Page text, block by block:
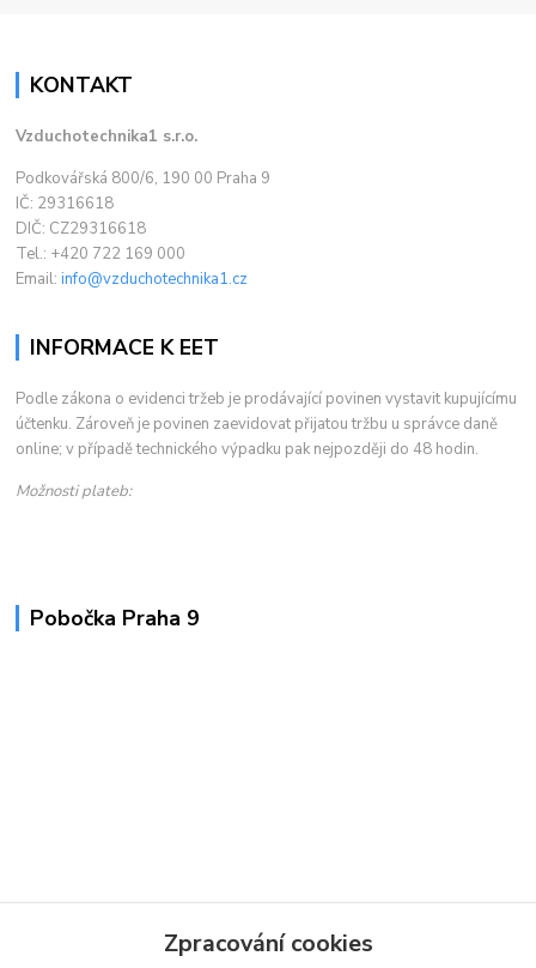
KONTAKT
Vzduchotechnika1 s.r.o.
Podkovářská 800/6, 190 00 Praha 9
IČ: 29316618
DIČ: CZ29316618
Tel.: +420 722 169 000
Email:info@vzduchotechnika1.cz
INFORMACE K EET
Podle zákona o evidenci tržeb je prodávající povinen vystavit kupujícímu
účtenku. Zároveň je povinen zaevidovat přijatou tržbu u správce daně
online; v případě technického výpadku pak nejpozději do 48 hodin.
Možnosti plateb:
Pobočka Praha 9
Zpracování cookies